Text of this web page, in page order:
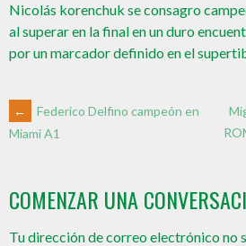
Nicolás korenchuk se consagro
al superar en la final en un duro
por un marcador definido en el
←
Federico Delfino campeón en
Miami A1
COMENZAR UNA
Tu dirección de correo electrónico no